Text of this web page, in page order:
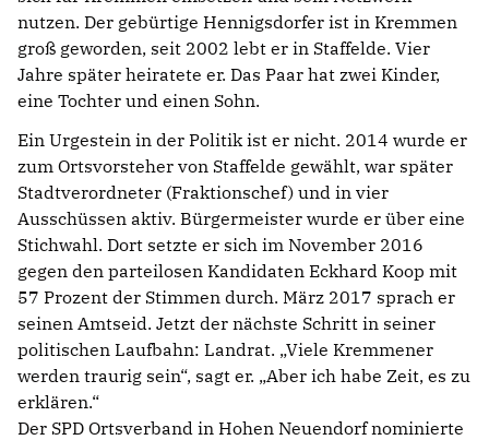
nutzen. Der gebürtige Hennigsdorfer ist in Kremmen
groß geworden, seit 2002 lebt er in Staffelde. Vier
Jahre später heiratete er. Das Paar hat zwei Kinder,
eine Tochter und einen Sohn.
Ein Urgestein in der Politik ist er nicht. 2014 wurde er
zum Ortsvorsteher von Staffelde gewählt, war später
Stadtverordneter (Fraktionschef) und in vier
Ausschüssen aktiv. Bürgermeister wurde er über eine
Stichwahl. Dort setzte er sich im November 2016
gegen den parteilosen Kandidaten Eckhard Koop mit
57 Prozent der Stimmen durch. März 2017 sprach er
seinen Amtseid. Jetzt der nächste Schritt in seiner
politischen Laufbahn: Landrat. „Viele Kremmener
werden traurig sein“, sagt er. „Aber ich habe Zeit, es zu
erklären.“
Der SPD Ortsverband in Hohen Neuendorf nominierte